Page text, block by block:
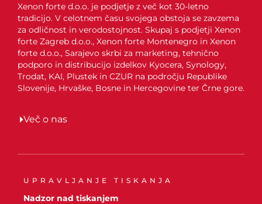
Xenon forte d.o.o. je podjetje z več kot 30-letno
tradicijo. V celotnem času svojega obstoja se zavzema
za odličnost in verodostojnost. Skupaj s podjetji Xenon
forte Zagreb d.o.o., Xenon forte Montenegro in Xenon
forte d.o.o., Sarajevo skrbi za marketing, tehnično
podporo in distribucijo izdelkov Kyocera, Synology,
Trodat, KAI, Plustek in CZUR na področju Republike
Slovenije, Hrvaške, Bosne in Hercegovine ter Črne gore.
Več o nas
UPRAVLJANJE TISKANJA
Nadzor nad tiskanjem